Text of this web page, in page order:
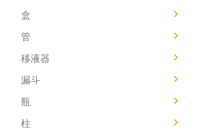
盒
管
移液器
漏斗
瓶
柱